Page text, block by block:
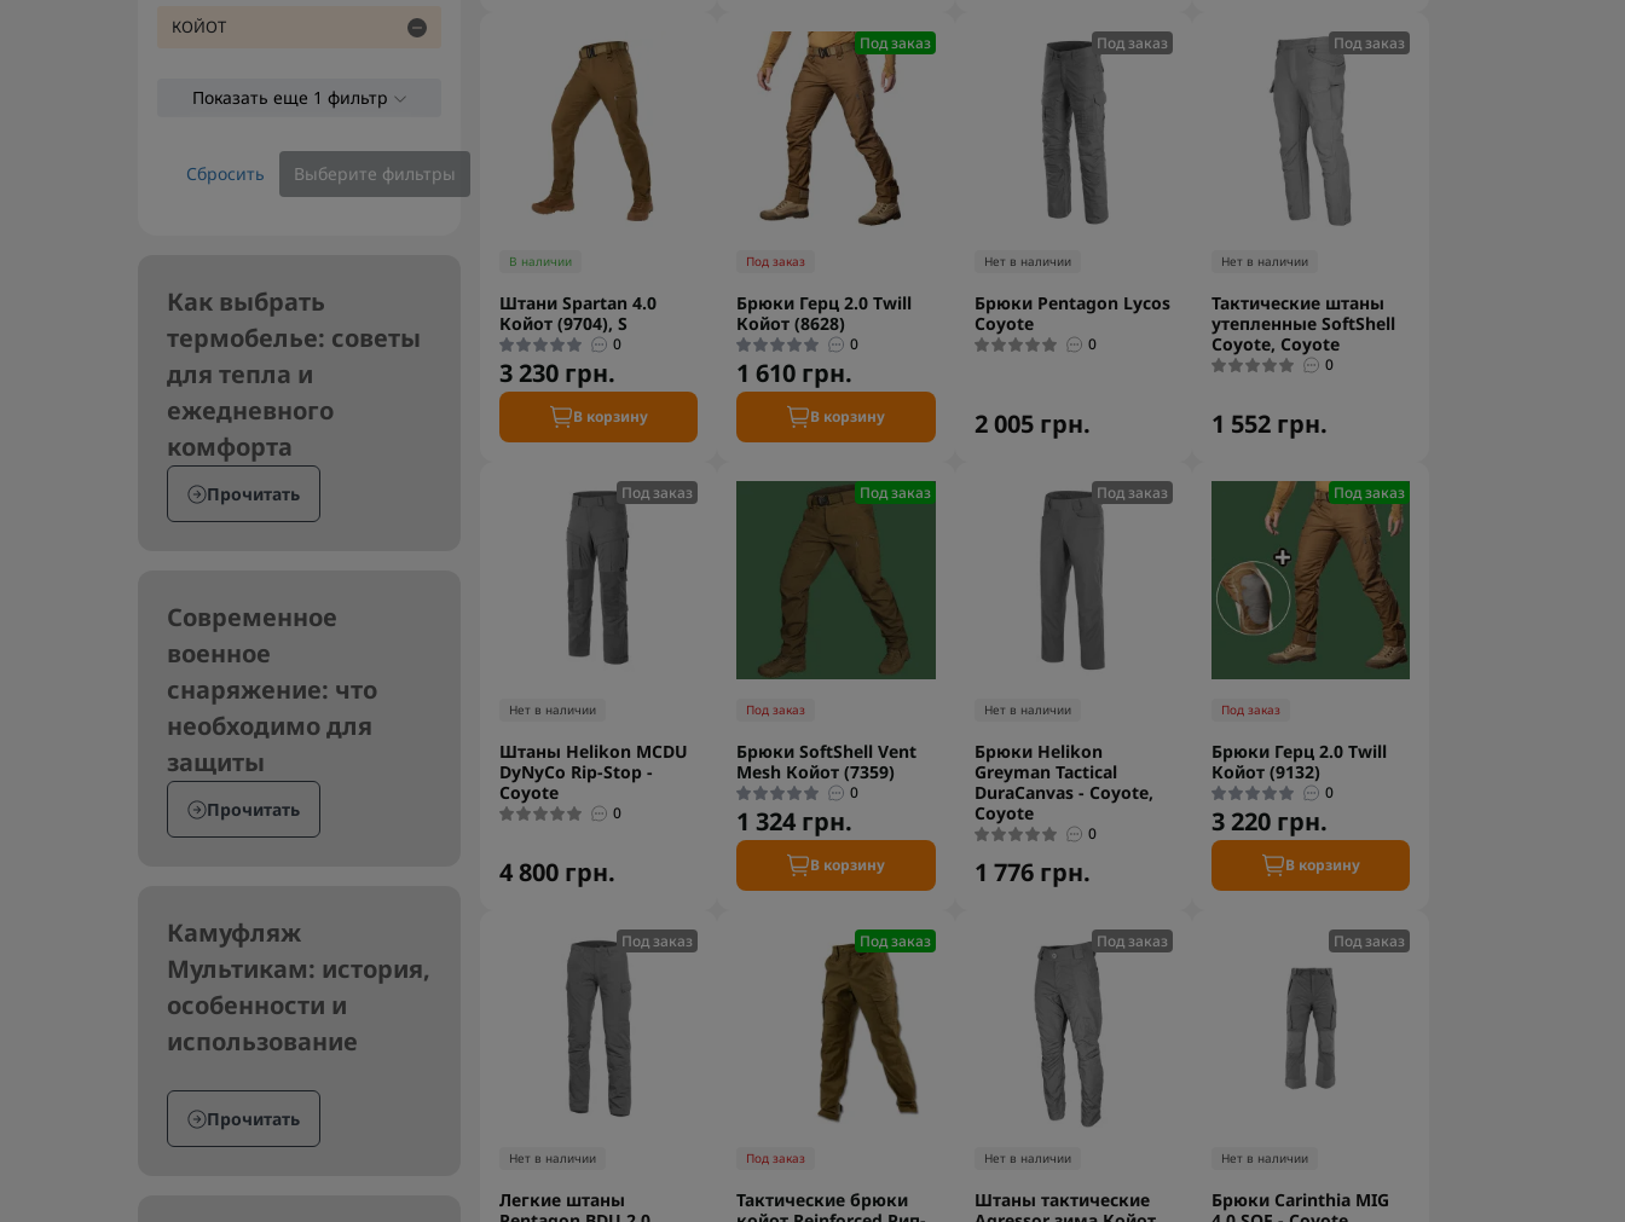
КОЙОТ
Показать еще 1 фильтр
Сбросить Выберите фильтры
Как выбрать
термобелье: советы
для тепла и
ежедневного
комфорта
Прочитать
Современное
военное
снаряжение: что
необходимо для
защиты
Прочитать
Камуфляж
Мультикам: история,
особенности и
использование
Прочитать
В наличии
Штани Spartan 4.0
Койот (9704), S
0
3 230 грн.
В корзину
Под заказ
Под заказ
Брюки Герц 2.0 Twill
Койот (8628)
0
1 610 грн.
В корзину
Под заказ
Нет в наличии
Брюки Pentagon Lycos
Coyote
0
2 005 грн.
Под заказ
Нет в наличии
Тактические штаны
утепленные SoftShell
Coyote, Coyote
0
1 552 грн.
Под заказ
Нет в наличии
Штаны Helikon MCDU
DyNyCo Rip-Stop -
Coyote
0
4 800 грн.
Под заказ
Под заказ
Брюки SoftShell Vent
Mesh Койот (7359)
0
1 324 грн.
В корзину
Под заказ
Нет в наличии
Брюки Helikon
Greyman Tactical
DuraCanvas - Coyote,
Coyote
0
1 776 грн.
Под заказ
Под заказ
Брюки Герц 2.0 Twill
Койот (9132)
0
3 220 грн.
В корзину
Под заказ
Нет в наличии
Легкие штаны
Под заказ
Под заказ
Тактические брюки
Под заказ
Нет в наличии
Штаны тактические
Под заказ
Нет в наличии
Брюки Carinthia MIG